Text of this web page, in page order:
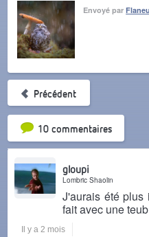
Envoyé par
Précédent
10 commentaires
Tri par
gloupi
Lombric Shaolin
J'aurais été plus
fait avec une
Il y a 2 mois